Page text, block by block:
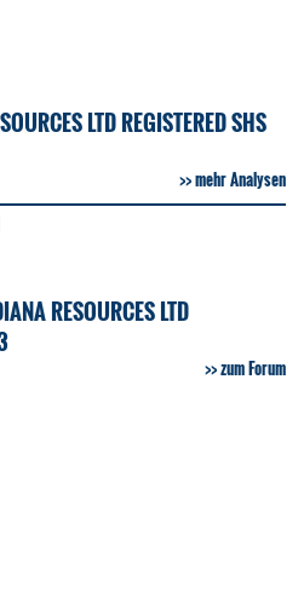
LTD REGISTERED SHS
mehr Analysen
RESOURCES LTD
zum Forum